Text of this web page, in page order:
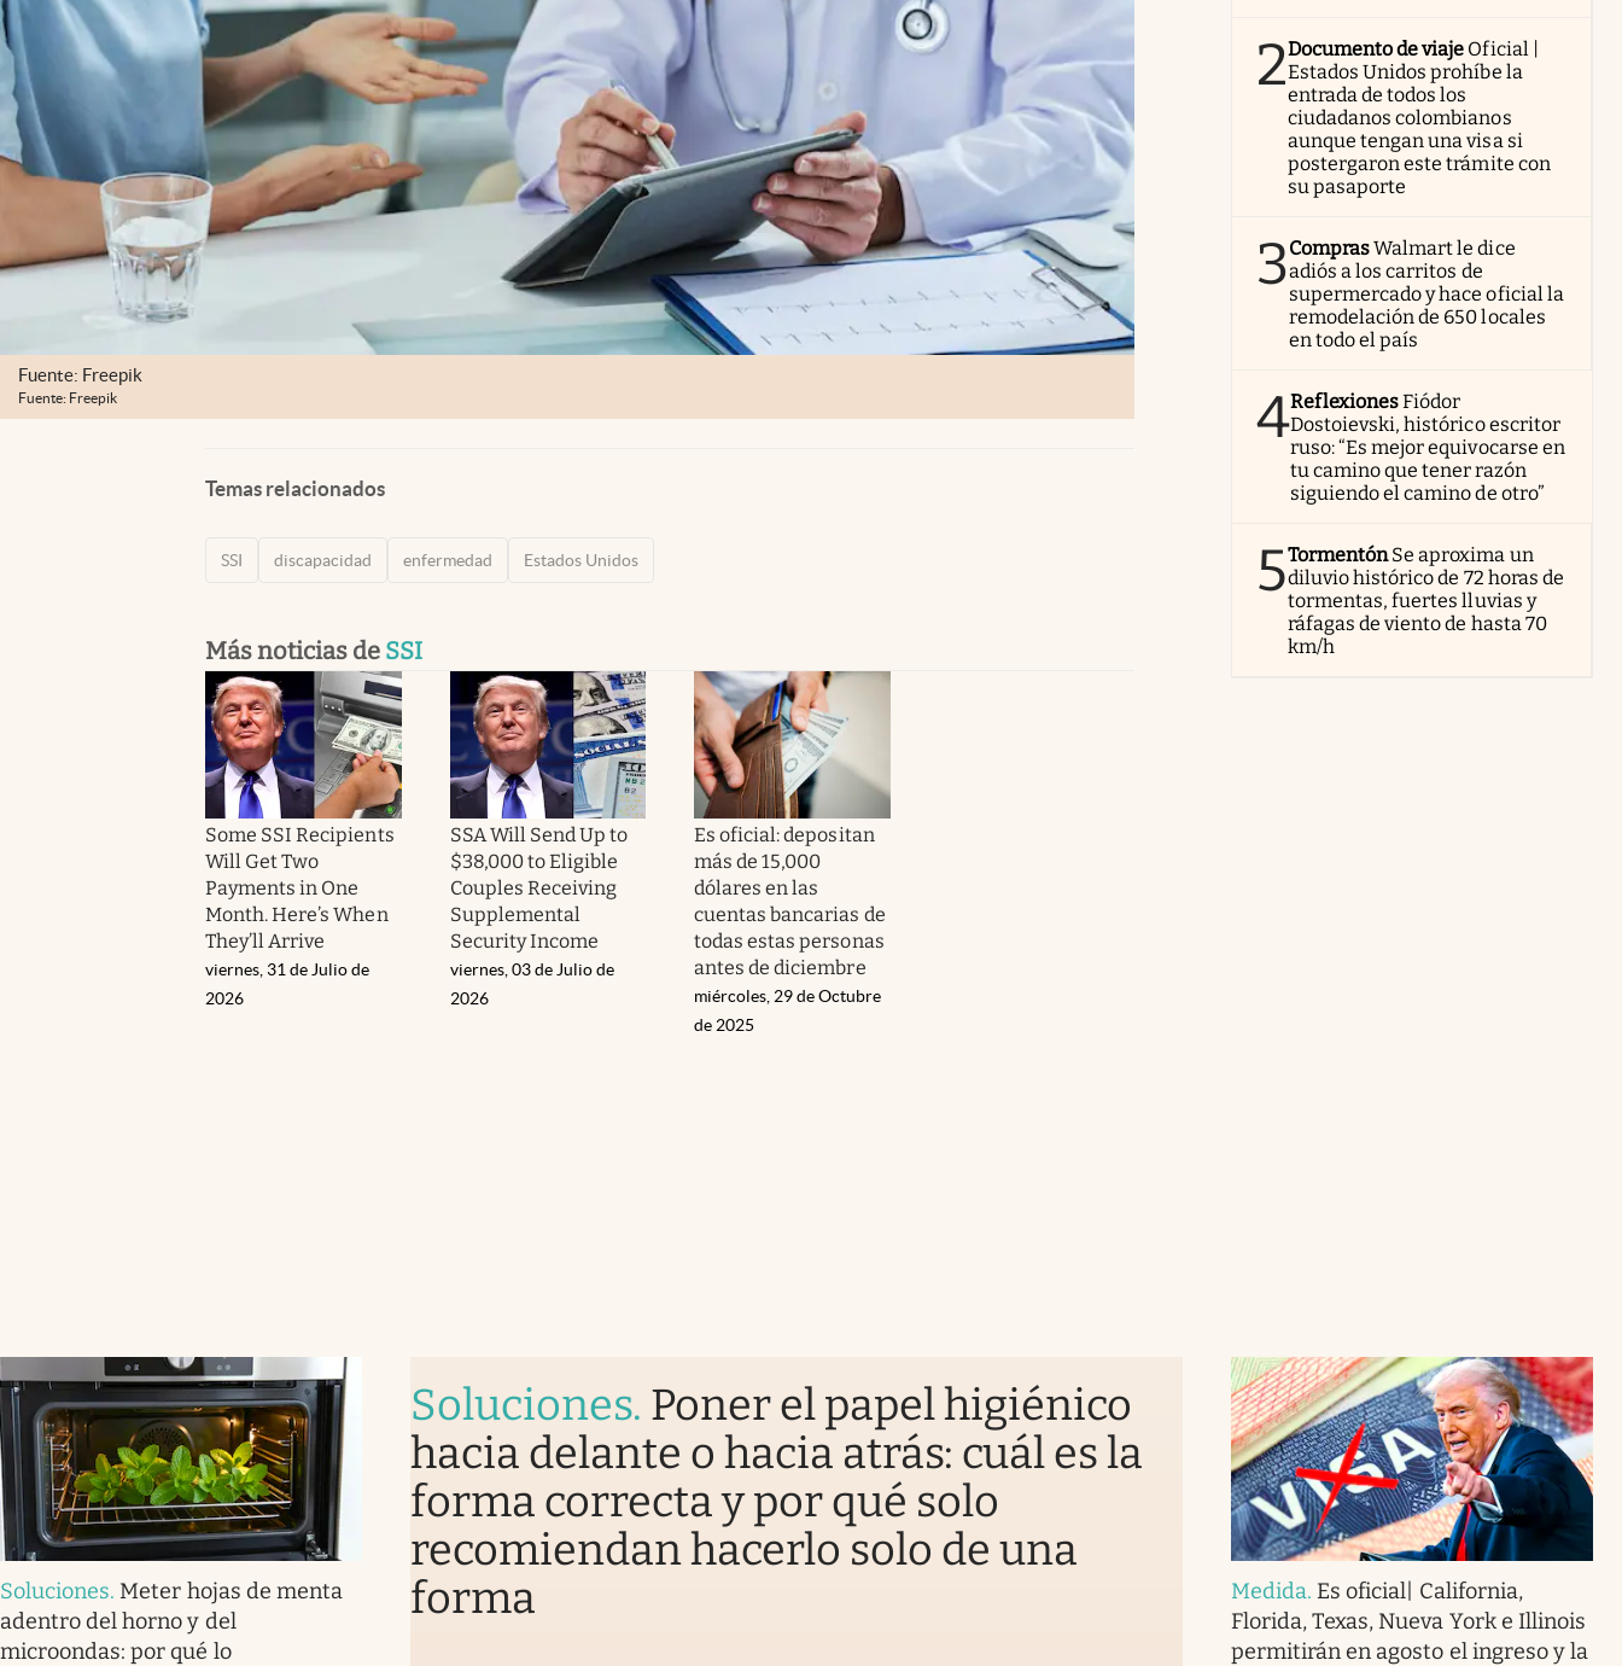
Fuente: Freepik
Fuente: Freepik
Temas relacionados
SSI discapacidad enfermedad Estados Unidos
Más noticias de SSI
Some SSI Recipients
Will Get Two
Payments in One
Month. Here’s When
They’ll Arrive
viernes, 31 de Julio de
2026
SSA Will Send Up to
$38,000 to Eligible
Couples Receiving
Supplemental
Security Income
viernes, 03 de Julio de
2026
Es oficial: depositan
más de 15,000
dólares en las
cuentas bancarias de
todas estas personas
antes de diciembre
miércoles, 29 de Octubre
de 2025
2Documento de viaje Oficial |
Estados Unidos prohíbe la
entrada de todos los
ciudadanos colombianos
aunque tengan una visa si
postergaron este trámite con
su pasaporte
3ComprasWalmart le dice
adiós a los carritos de
supermercado y hace oficial la
remodelación de 650 locales
en todo el país
4ReflexionesFiódor
Dostoievski, histórico escritor
ruso: “Es mejor equivocarse en
tu camino que tener razón
siguiendo el camino de otro”
5TormentónSe aproxima un
diluvio histórico de 72 horas de
tormentas, fuertes lluvias y
ráfagas de viento de hasta 70
km/h
Soluciones. Meter hojas de menta
adentro del horno y del
microondas: por qué lo
Soluciones. Poner el papel higiénico
hacia delante o hacia atrás: cuál es la
forma correcta y por qué solo
recomiendan hacerlo solo de una
forma
Medida. Es oficial| California,
Florida, Texas, Nueva York e Illinois
permitirán en agosto el ingreso y la